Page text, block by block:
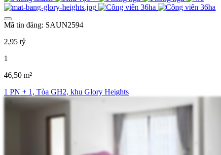
Mã tin đăng: SAUN2594
2,95 tỷ
1
46,50 m²
1 PN + 1, Tòa GH2, khu Glory Heights